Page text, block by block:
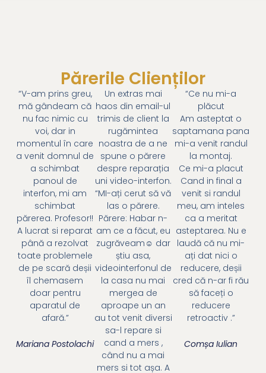
Părerile Clienților
“V-am prins greu,
mă gândeam că
nu fac nimic cu
voi, dar in
momentul în care
a venit domnul de
a schimbat
panoul de
interfon, mi am
schimbat
părerea. Profesor!!
A lucrat si reparat
până a rezolvat
toate problemele
de pe scară deșii
îl chemasem
doar pentru
aparatul de
afară.”
Mariana Postolachi
Un extras mai
haos din email-ul
trimis de client la
rugămintea
noastra de a ne
spune o părere
despre reparația
uni video-interfon.
“MI-ați cerut să vă
las o părere.
Părere: Habar n-
am ce a făcut, eu
zugrăveam☺ dar
știu asa,
videointerfonul de
la casa nu mai
mergea de
aproape un an
au tot venit diversi
sa-l repare si
cand a mers ,
când nu a mai
mers si tot așa. A
“Ce nu mi-a
plăcut
Am asteptat o
saptamana pana
mi-a venit randul
la montaj.
Ce mi-a placut
Cand in final a
venit si randul
meu, am inteles
ca a meritat
asteptarea. Nu e
laudă că nu mi-
ați dat nici o
reducere, deșii
cred că n-ar fi rău
să faceți o
reducere
retroactiv .”
Comșa Iulian